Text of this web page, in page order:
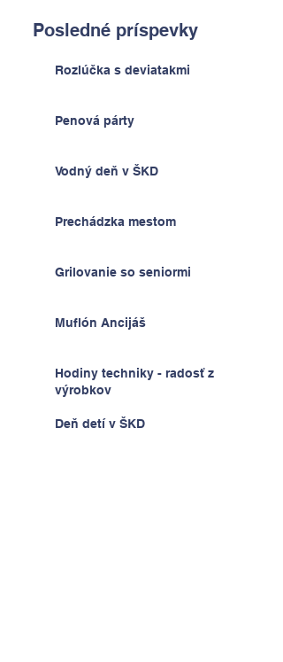
Posledné príspevky
Rozlúčka s deviatakmi
Penová párty
Vodný deň v ŠKD
Prechádzka mestom
Grilovanie so seniormi
Muflón Ancijáš
Hodiny techniky - radosť z
výrobkov
Deň detí v ŠKD